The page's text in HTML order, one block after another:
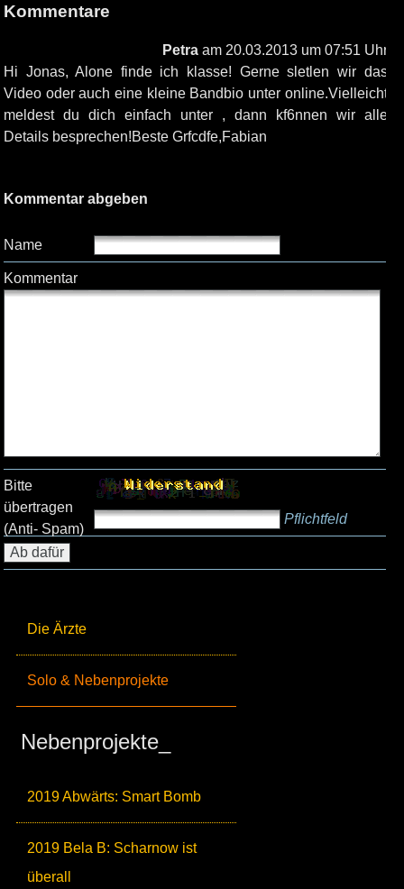
Die Ärzte
Solo & Nebenprojekte
Nebenprojekte_
2019 Abwärts: Smart Bomb
2019 Bela B: Scharnow ist
überall
Kommentare
Petraam 20.03.2013 um 07:51 Uhr
Hi Jonas, Alone finde ich klasse! Gerne sletlen wir das
Video oder auch eine kleine Bandbio unter online.Vielleicht
meldest du dich einfach unter , dann kf6nnen wir alle
Details besprechen!Beste Grfcdfe,Fabian
Kommentar abgeben
Name
Kommentar
Bitte
übertragen
(Anti- Spam)
Pflichtfeld